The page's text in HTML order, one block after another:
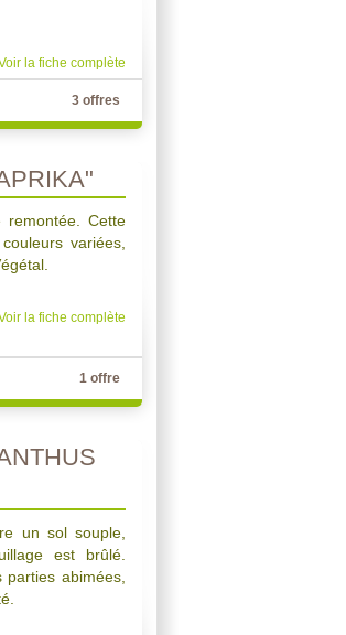
la fiche complète
3 offres
Cette
variées,
la fiche complète
1 offre
un sol souple,
est brûlé.
abimées,